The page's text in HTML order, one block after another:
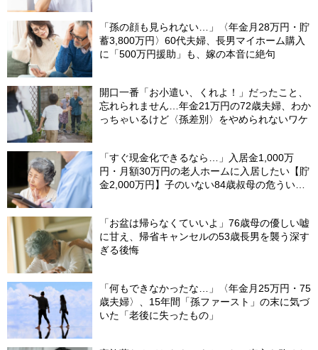
「孫の顔も見られない…」〈年金月28万円・貯
蓄3,800万円〉60代夫婦、長男マイホーム購入
に「500万円援助」も、嫁の本音に絶句
開口一番「お小遣い、くれよ！」だったこと、
忘れられません…年金21万円の72歳夫婦、わか
っちゃいるけど〈孫差別〉をやめられないワケ
「すぐ現金化できるなら…」入居金1,000万
円・月額30万円の老人ホームに入居したい【貯
金2,000万円】子のいない84歳叔母の危うい決
「お盆は帰らなくていいよ」76歳母の優しい嘘
に甘え、帰省キャンセルの53歳長男を襲う深す
ぎる後悔
「何もできなかったな…」〈年金月25万円・75
歳夫婦〉、15年間「孫ファースト」の末に気づ
いた「老後に失ったもの」